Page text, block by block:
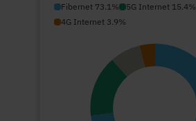
Fibernet 73.1% 5G Internet 15.4%
4G Internet 3.9%